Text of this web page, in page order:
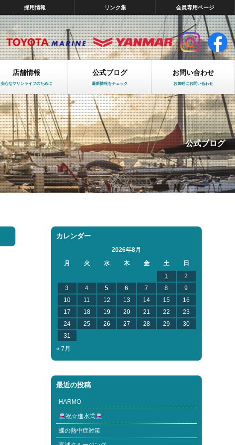
採用情報 リンク集 会員専用ページ
店舗情報
安心なマリンライフのために
公式ブログ
最新情報をチェック
お問い合わせ
お気軽にお問い合わせ
公式ブログ
カレンダー
2026年8月
月
火 水 木 金 土
日
1
2
3
4 5 6 7 8
9
10
11 12 13 14 15
16
17
18 19 20 21 22
23
24
25 26 27 28 29
30
31
« 7月
最近の投稿
HARMO
祝☆進水式
蝶の熱中症対策